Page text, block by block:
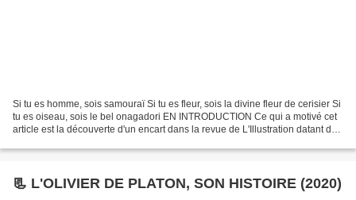
Si tu es homme, sois samouraï Si tu es fleur, sois la divine fleur de cerisier Si
tu es oiseau, sois le bel onagadori EN INTRODUCTION Ce qui a motivé cet
article est la découverte d'un encart dans la revue de L'Illustration datant du
📃 L'OLIVIER DE PLATON, SON HISTOIRE (2020)